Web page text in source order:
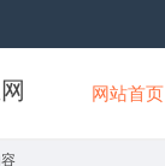
网站首页